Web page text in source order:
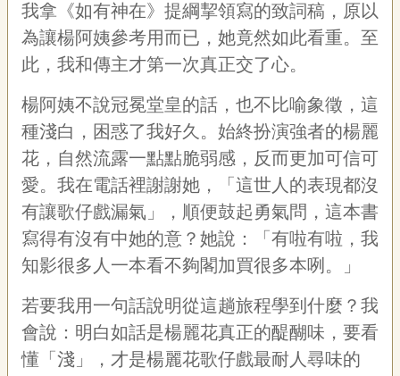
我拿《如有神在》提綱挈領寫的致詞稿，原以
為讓楊阿姨參考用而已，她竟然如此看重。至
此，我和傳主才第一次真正交了心。
楊阿姨不說冠冕堂皇的話，也不比喻象徵，這
種淺白，困惑了我好久。始終扮演強者的楊麗
花，自然流露一點點脆弱感，反而更加可信可
愛。我在電話裡謝謝她，「這世人的表現都沒
有讓歌仔戲漏氣」，順便鼓起勇氣問，這本書
寫得有沒有中她的意？她說：「有啦有啦，我
知影很多人一本看不夠閣加買很多本咧。」
若要我用一句話說明從這趟旅程學到什麼？我
會說：明白如話是楊麗花真正的醍醐味，要看
懂「淺」，才是楊麗花歌仔戲最耐人尋味的